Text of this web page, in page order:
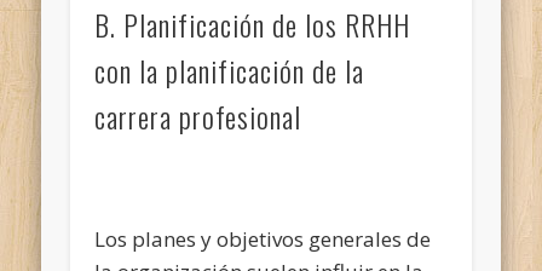
B. Planificación de los RRHH
con la planificación de la
carrera profesional
Los planes y objetivos generales de